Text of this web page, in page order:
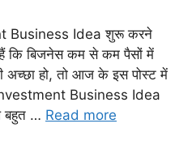
Business Idea शुरू करने
कि बिजनेस कम से कम पैसों में
हो, तो आज के इस पोस्ट में
Business Idea
बहुत … Read more